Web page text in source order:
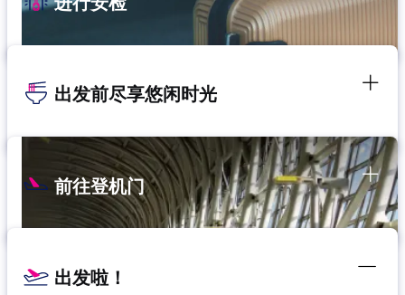
出发前尽享悠闲时光
前往登机门
出发啦！